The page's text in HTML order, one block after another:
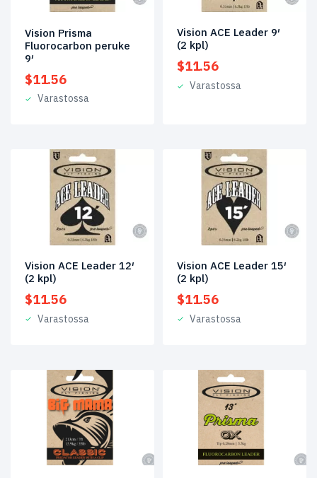
Vision Prisma
Fluorocarbon peruke
9′
$11.56
Varastossa
Vision ACE Leader 9′
(2 kpl)
$11.56
Varastossa
Vision ACE Leader 12′
(2 kpl)
$11.56
Varastossa
Vision ACE Leader 15′
(2 kpl)
$11.56
Varastossa